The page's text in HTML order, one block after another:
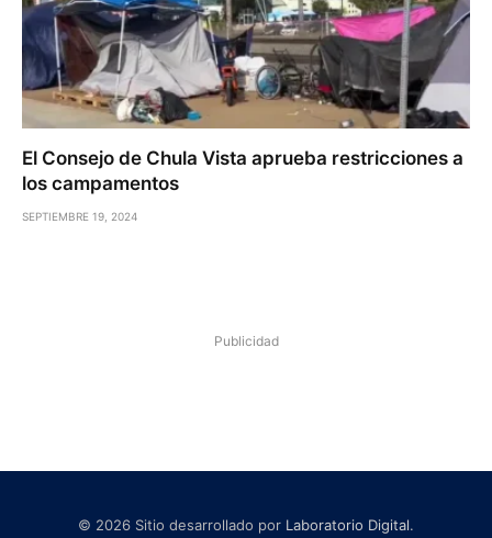
El Consejo de Chula Vista aprueba restricciones a
los campamentos
SEPTIEMBRE 19, 2024
Publicidad
© 2026 Sitio desarrollado por Laboratorio Digital.